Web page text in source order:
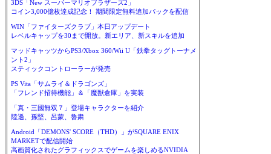
3DS「New スーパーマリオブラザーズ2」
コイン3,000億枚達成記念！ 期間限定無料追加パックを配信
WIN「ファイターズクラブ」本日アップデート
レベルキャップを30まで開放。新エリア、新スキルを追加
マッドキャッツからPS3/Xbox 360/Wii U「鉄拳タッグトーナメ
ント2」
スティックコントローラーが発売
PS Vita「サムライ＆ドラゴンズ」
「フレンド招待機能」＆「魔獣倉庫」を実装
「真・三國無双７」登場キャラクターを紹介
陸遜、孫堅、呂蒙、魯粛
Android「DEMONS' SCORE（THD）」がSQUARE ENIX
MARKETで配信開始
高画質化されたグラフィックスでゲームを楽しめるNVIDIA